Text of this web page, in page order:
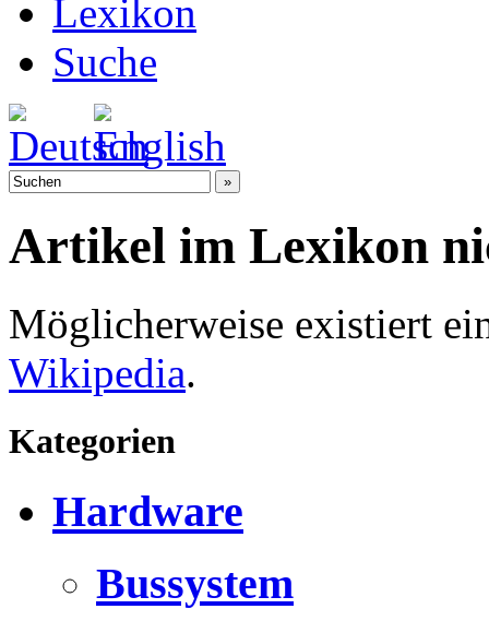
Lexikon
Suche
Artikel im Lexikon
Möglicherweise existiert
Wikipedia.
Kategorien
Hardware
Bussystem